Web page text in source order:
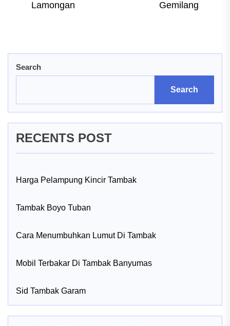
navigation
PreviousLamongan
Gemilang
Search
Search
RECENTS POST
Harga Pelampung Kincir Tambak
Tambak Boyo Tuban
Cara Menumbuhkan Lumut Di Tambak
Mobil Terbakar Di Tambak Banyumas
Sid Tambak Garam